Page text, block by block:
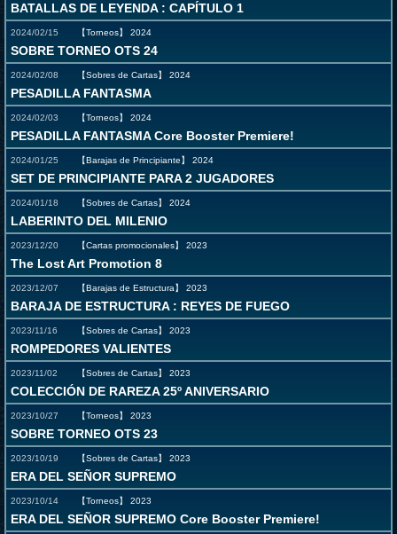
BATALLAS DE LEYENDA : CAPÍTULO 1
2024/02/15 【Torneos】 2024
SOBRE TORNEO OTS 24
2024/02/08 【Sobres de Cartas】 2024
PESADILLA FANTASMA
2024/02/03 【Torneos】 2024
PESADILLA FANTASMA Core Booster Premiere!
2024/01/25 【Barajas de Principiante】 2024
SET DE PRINCIPIANTE PARA 2 JUGADORES
2024/01/18 【Sobres de Cartas】 2024
LABERINTO DEL MILENIO
2023/12/20 【Cartas promocionales】 2023
The Lost Art Promotion 8
2023/12/07 【Barajas de Estructura】 2023
BARAJA DE ESTRUCTURA : REYES DE FUEGO
2023/11/16 【Sobres de Cartas】 2023
ROMPEDORES VALIENTES
2023/11/02 【Sobres de Cartas】 2023
COLECCIÓN DE RAREZA 25º ANIVERSARIO
2023/10/27 【Torneos】 2023
SOBRE TORNEO OTS 23
2023/10/19 【Sobres de Cartas】 2023
ERA DEL SEÑOR SUPREMO
2023/10/14 【Torneos】 2023
ERA DEL SEÑOR SUPREMO Core Booster Premiere!